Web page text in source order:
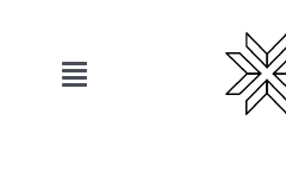
inhoudToggle